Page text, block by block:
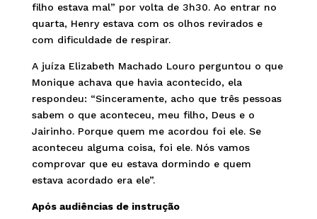
filho estava mal” por volta de 3h30. Ao entrar no
quarta, Henry estava com os olhos revirados e
com dificuldade de respirar.
A juíza Elizabeth Machado Louro perguntou o que
Monique achava que havia acontecido, ela
respondeu: “Sinceramente, acho que três pessoas
sabem o que aconteceu, meu filho, Deus e o
Jairinho. Porque quem me acordou foi ele. Se
aconteceu alguma coisa, foi ele. Nós vamos
comprovar que eu estava dormindo e quem
estava acordado era ele”.
Após audiências de instrução